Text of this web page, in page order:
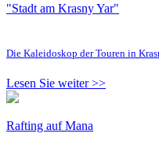
"Stadt am Krasny Yar"
Die Kaleidoskop der Touren in
Lesen Sie weiter >>
Rafting auf Mana